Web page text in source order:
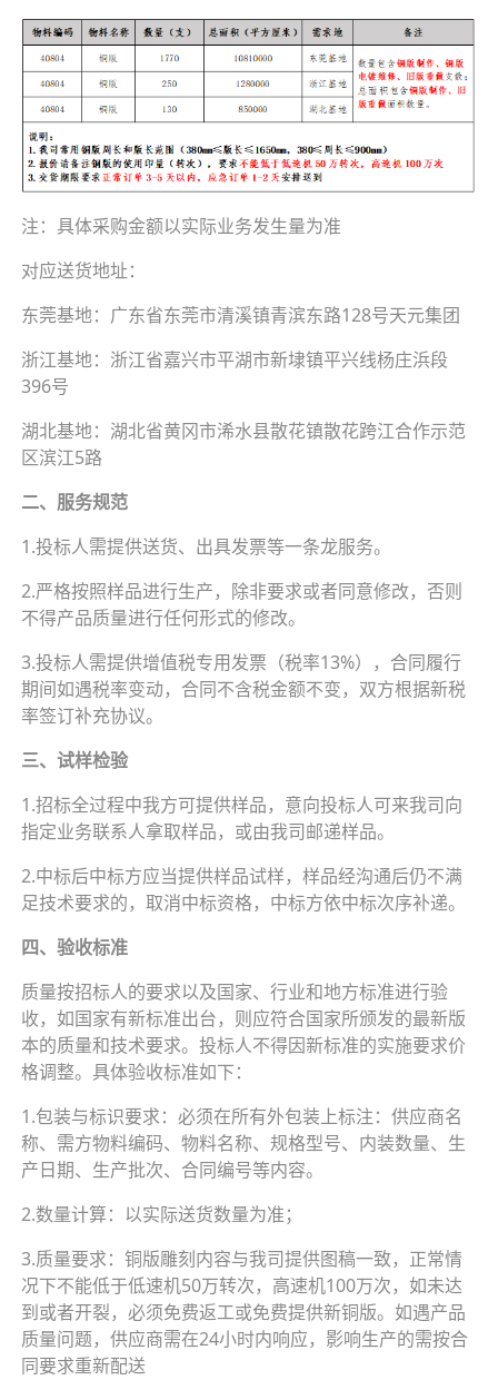
注：具体采购金额以实际业务发生量为准
对应送货地址：
东莞基地：广东省东莞市清溪镇青滨东路128号天元集团
浙江基地：浙江省嘉兴市平湖市新埭镇平兴线杨庄浜段
396号
湖北基地：湖北省黄冈市浠水县散花镇散花跨江合作示范
区滨江5路
二、服务规范
1.投标人需提供送货、出具发票等一条龙服务。
2.严格按照样品进行生产，除非要求或者同意修改，否则
不得产品质量进行任何形式的修改。
3.投标人需提供增值税专用发票（税率13%），合同履行
期间如遇税率变动，合同不含税金额不变，双方根据新税
率签订补充协议。
三、试样检验
1.招标全过程中我方可提供样品，意向投标人可来我司向
指定业务联系人拿取样品，或由我司邮递样品。
2.中标后中标方应当提供样品试样，样品经沟通后仍不满
足技术要求的，取消中标资格，中标方依中标次序补递。
四、验收标准
质量按招标人的要求以及国家、行业和地方标准进行验
收，如国家有新标准出台，则应符合国家所颁发的最新版
本的质量和技术要求。投标人不得因新标准的实施要求价
格调整。具体验收标准如下：
1.包装与标识要求：必须在所有外包装上标注：供应商名
称、需方物料编码、物料名称、规格型号、内装数量、生
产日期、生产批次、合同编号等内容。
2.数量计算：以实际送货数量为准；
3.质量要求：铜版雕刻内容与我司提供图稿一致，正常情
况下不能低于低速机50万转次，高速机100万次，如未达
到或者开裂，必须免费返工或免费提供新铜版。如遇产品
质量问题，供应商需在24小时内响应，影响生产的需按合
同要求重新配送